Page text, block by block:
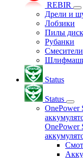
REBIR
Дрели и
Лобзики
Пилы
Рубанки
Смесители
Status
Status
OnePower
OnePower